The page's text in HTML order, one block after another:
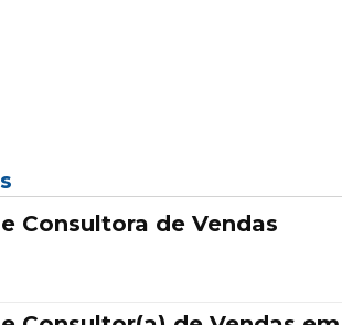
Consultora de Vendas